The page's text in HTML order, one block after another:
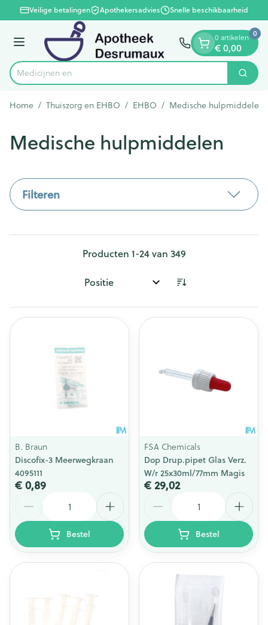
Ga naar de inhoud
1 van 1Veilige betalingen Apothekersadvies Snelle beschikbaarheid
Menu
Product, merk, categorie... Zoek
0 artikelen
€ 0,00
0
Home / Thuiszorg en EHBO / EHBO / Medische hulpmiddelen
Medische hulpmiddelen
Filteren
Producten 1-24van 349
Sorteer op:
B. Braun
Discofix-3 Meerwegkraan
4095111
€ 0,89
Bestel
FSA Chemicals
Dop Drup.pipet Glas Verz.
W/r 25x30ml/77mm Magis
€ 29,02
Bestel